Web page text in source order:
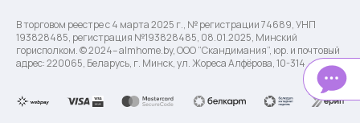
В торговом реестре с 4 марта 2025 г., № регистрации 74689, УНП
193828485, регистрация №193828485, 08.01.2025, Минский
горисполком. © 2024– almhome.by, ООО “Скандимания”, юр. и почтовый
адрес: 220065, Беларусь, г. Минск, ул. Жореса Алфёрова, 10-314